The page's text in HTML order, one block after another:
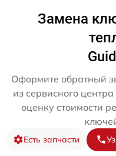
Замена
Оформите обратный
из сервисного
оценку стоимости
Есть запчасти